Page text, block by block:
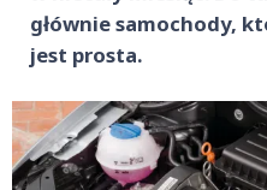
głównie samochody,
jest prosta.